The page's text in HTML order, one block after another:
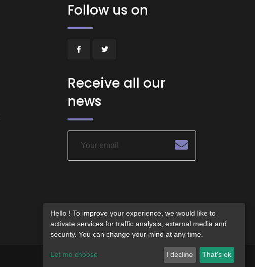
Follow us on
Receive all our
news
Hello ! To improve your experience, we would like to
activate services for traffic analysis, external media and
security. You can change your mind at any time.
Let me choose I decline That's ok